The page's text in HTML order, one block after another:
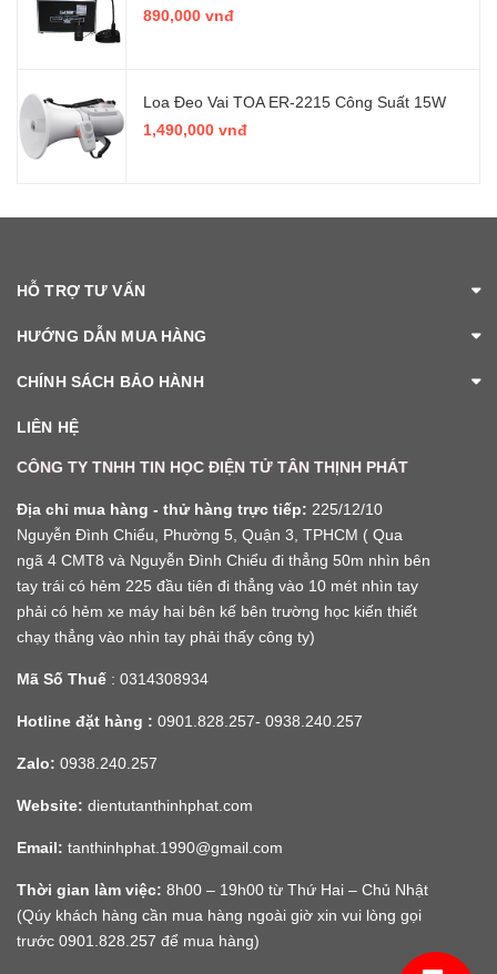
890,000 vnđ
Loa Đeo Vai TOA ER-2215 Công Suất 15W
1,490,000 vnđ
HỖ TRỢ TƯ VẤN
HƯỚNG DẪN MUA HÀNG
CHÍNH SÁCH BẢO HÀNH
LIÊN HỆ
CÔNG TY TNHH TIN HỌC ĐIỆN TỬ TÂN THỊNH PHÁT
Địa chỉ mua hàng - thử hàng trực tiếp: 225/12/10
Nguyễn Đình Chiểu, Phường 5, Quận 3, TPHCM ( Qua
ngã 4 CMT8 và Nguyễn Đình Chiểu đi thẳng 50m nhìn bên
tay trái có hẻm 225 đầu tiên đi thẳng vào 10 mét nhìn tay
phải có hẻm xe máy hai bên kế bên trường học kiến thiết
chạy thẳng vào nhìn tay phải thấy công ty)
Mã Số Thuế : 0314308934
Hotline đặt hàng : 0901.828.257- 0938.240.257
Zalo: 0938.240.257
Website: dientutanthinhphat.com
Email: tanthinhphat.1990@gmail.com
Thời gian làm việc: 8h00 – 19h00 từ Thứ Hai – Chủ Nhật
(Qúy khách hàng cần mua hàng ngoài giờ xin vui lòng gọi
trước 0901.828.257 để mua hàng)